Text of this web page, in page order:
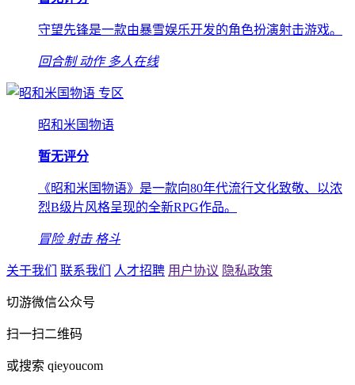
守望先锋是一款由暴雪娱乐开发的角色扮演射击游戏。
回合制 动作 多人在线
专区
昭和米国物语
暂无评分
《昭和米国物语》是一款向80年代流行文化致敬、以浓
烈B级片风格呈现的全新RPG作品。
冒险 射击 格斗
关于我们 联系我们 人才招聘 用户协议 隐私政策
切游微信公众号
扫一扫二维码
或搜索 qieyoucom